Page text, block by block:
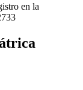
en la